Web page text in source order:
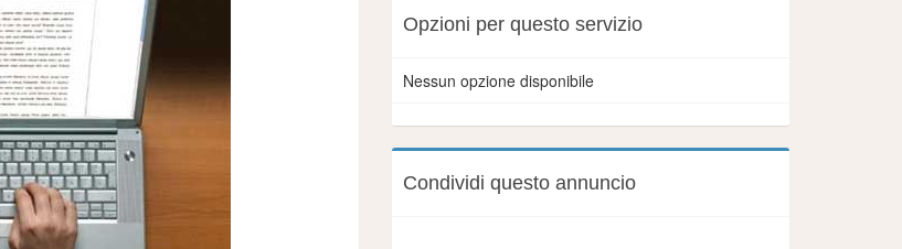
Opzioni per questo servizio
Nessun opzione disponibile
Condividi questo annuncio